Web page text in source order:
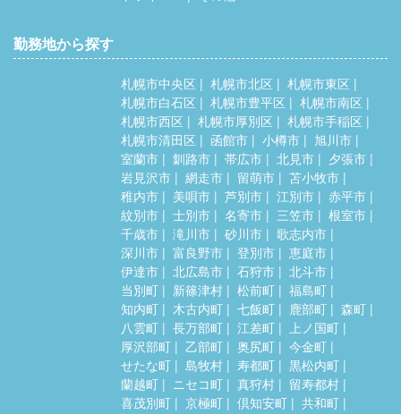
勤務地から探す
札幌市中央区 札幌市北区
札幌市東区
札幌市白石区
札幌市豊平区
札幌市南区
札幌市西区
札幌市厚別区
札幌市手稲区
札幌市清田区
函館市 小樽市
旭川市
室蘭市
釧路市 帯広市 北見市
夕張市
岩見沢市
網走市 留萌市
苫小牧市
稚内市
美唄市 芦別市 江別市
赤平市
紋別市
士別市 名寄市 三笠市
根室市
千歳市
滝川市 砂川市
歌志内市
深川市
富良野市 登別市
恵庭市
伊達市
北広島市 石狩市
北斗市
当別町
新篠津村 松前町
福島町
知内町
木古内町 七飯町 鹿部町
森町
八雲町
長万部町 江差町
上ノ国町
厚沢部町
乙部町 奥尻町
今金町
せたな町
島牧村 寿都町
黒松内町
蘭越町
ニセコ町 真狩村
留寿都村
喜茂別町
京極町 倶知安町
共和町